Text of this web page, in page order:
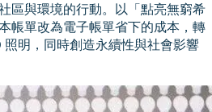
區與環境的行動。以「點亮無窮希
帳單改為電子帳單省下的成本，轉
明，同時創造永續性與社會影響